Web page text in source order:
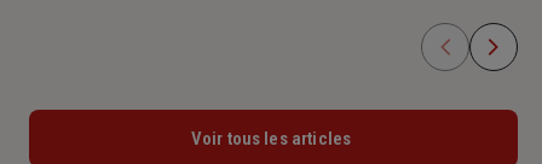
Voir tous les articles